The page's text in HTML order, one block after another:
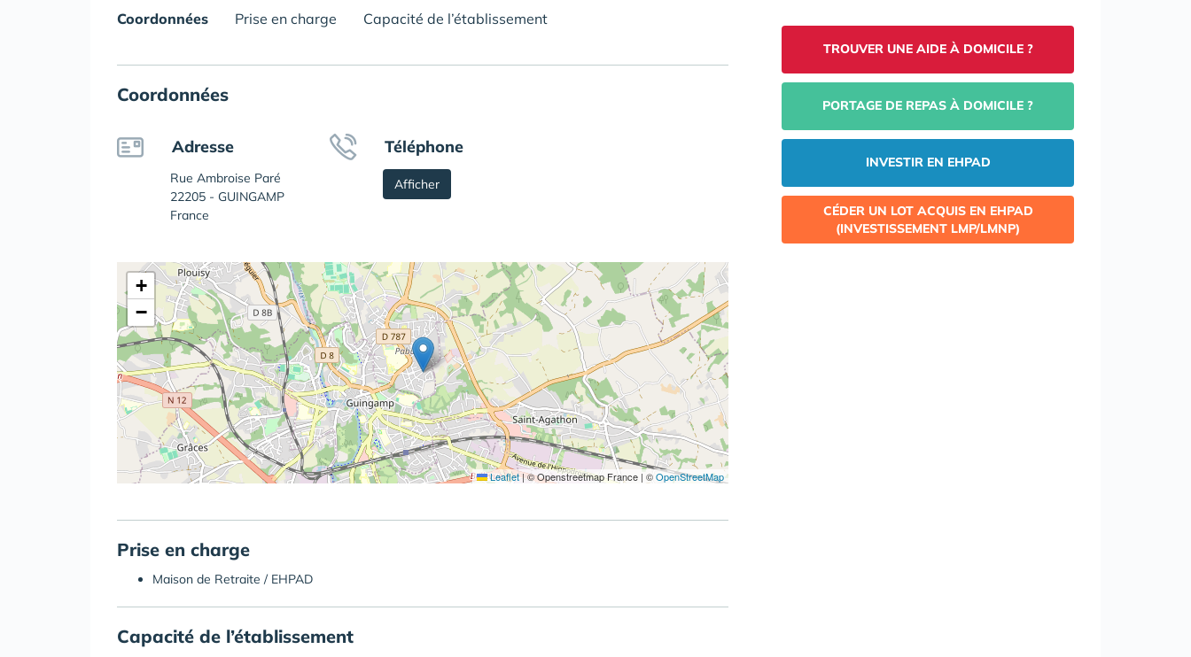
Coordonnées Prise en charge Capacité de l’établissement
Coordonnées
Adresse
Rue Ambroise Paré
22205 - GUINGAMP
France
Téléphone
Afficher
+
−
Leaflet|© Openstreetmap France | ©OpenStreetMap
Prise en charge
Maison de Retraite / EHPAD
Capacité de l’établissement
TROUVER UNE AIDE À DOMICILE ?
PORTAGE DE REPAS À DOMICILE ?
INVESTIR EN EHPAD
CÉDER UN LOT ACQUIS EN EHPAD
(INVESTISSEMENT LMP/LMNP)